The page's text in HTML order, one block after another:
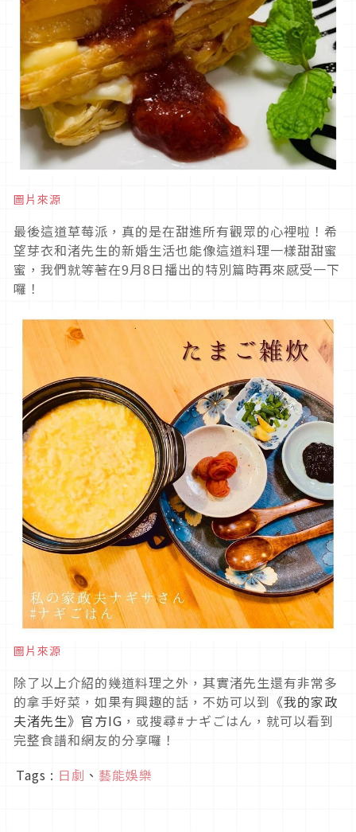
圖片來源
最後這道草莓派，真的是在甜進所有觀眾的心裡啦！希
望芽衣和渚先生的新婚生活也能像這道料理一樣甜甜蜜
蜜，我們就等著在9月8日播出的特別篇時再來感受一下
囉！
圖片來源
除了以上介紹的幾道料理之外，其實渚先生還有非常多
的拿手好菜，如果有興趣的話，不妨可以到 《我的家政
夫渚先生》官方IG ，或搜尋#ナギごはん，就可以看到
完整食譜和網友的分享囉！
Tags : 日劇 、 藝能娛樂